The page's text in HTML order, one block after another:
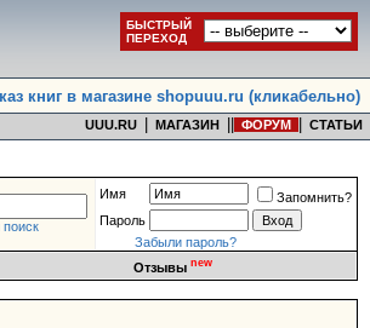
БЫСТРЫЙ
ПЕРЕХОД
книг в магазине shopuuu.ru (кликабельно)
UUU.RU МАГАЗИН ФОРУМ СТАТЬИ
Имя
Запомнить?
Пароль
Забыли пароль?
Отзывы new